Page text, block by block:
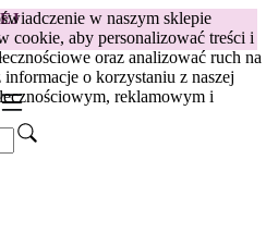
w naszym sklepie
cookie, aby personalizować treści i
oraz analizować ruch na
o korzystaniu z naszej
reklamowym i